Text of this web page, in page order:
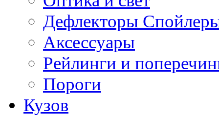
Дефлекторы
Аксессуары
Рейлинги и
Пороги
Кузов